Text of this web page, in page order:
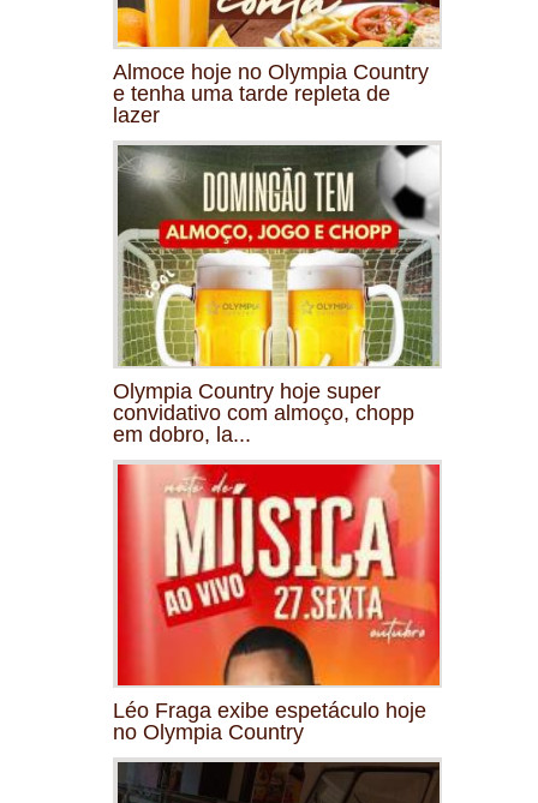
Almoce hoje no Olympia Country
e tenha uma tarde repleta de
lazer
Olympia Country hoje super
convidativo com almoço, chopp
em dobro, la...
Léo Fraga exibe espetáculo hoje
no Olympia Country